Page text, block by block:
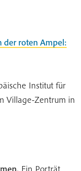
der roten Ampel:
Institut für
Village-Zentrum in
Ein Porträt